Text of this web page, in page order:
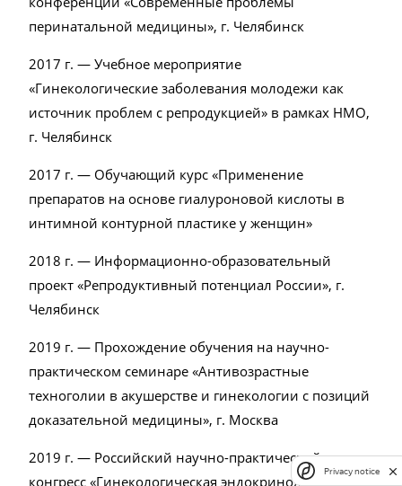
перинатальной медицины», г. Челябинск
2017 г. — Учебное мероприятие
«Гинекологические заболевания молодежи как
источник проблем с репродукцией» в рамках НМО,
г. Челябинск
2017 г. — Обучающий курс «Применение
препаратов на основе гиалуроновой кислоты в
интимной контурной пластике у женщин»
2018 г. — Информационно-образовательный
проект «Репродуктивный потенциал России», г.
Челябинск
2019 г. — Прохождение обучения на научно-
практическом семинаре «Антивозрастные
техноголии в акушерстве и гинекологии с позиций
доказательной медицины», г. Москва
2019 г. — Российский научно-практический
конгресс «Гинекологическая эндокринология в
Privacy notice